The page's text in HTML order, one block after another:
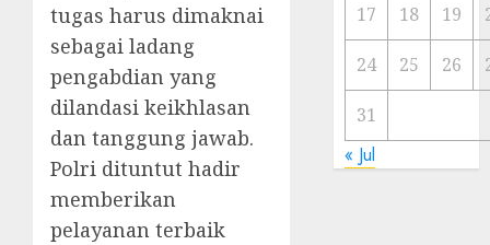
tugas harus dimaknai
sebagai ladang
pengabdian yang
dilandasi keikhlasan
dan tanggung jawab.
Polri dituntut hadir
memberikan
pelayanan terbaik
17 18 19
24 25 26
31
« Jul